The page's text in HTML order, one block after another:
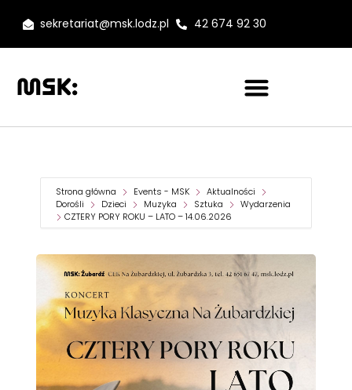
sekretariat@msk.lodz.pl 42 674 92 30
Strona główna Events - MSK
Aktualności
Dorośli
Dzieci Muzyka Sztuka
Wydarzenia
CZTERY PORY ROKU – LATO – 14.06.2026